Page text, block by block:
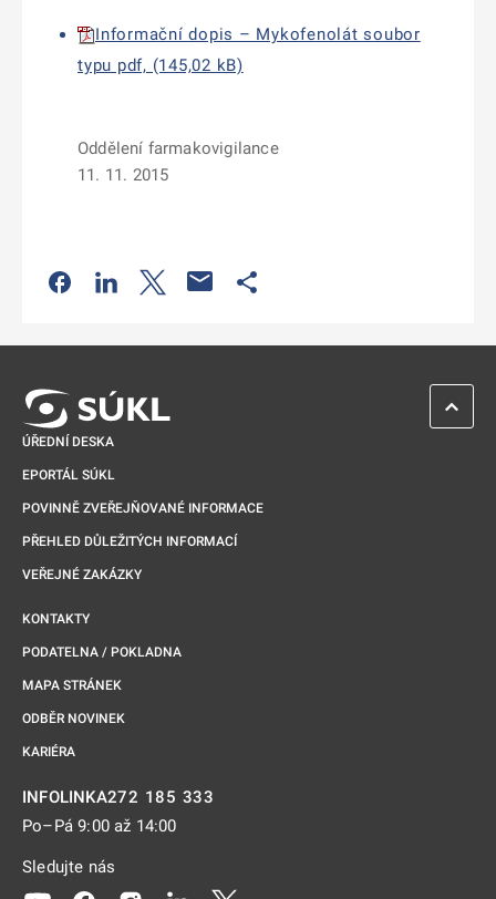
Informační dopis – Mykofenolát soubor
typu pdf, (145,02 kB)
Oddělení farmakovigilance
11. 11. 2015
Odkaz se otevře na nové kartě
Odkaz se otevře na nové kartě
Odkaz se otevře na nové kartě
ÚŘEDNÍ DESKA
EPORTÁL SÚKL
POVINNĚ ZVEŘEJŇOVANÉ INFORMACE
PŘEHLED DŮLEŽITÝCH INFORMACÍ
VEŘEJNÉ ZAKÁZKY
KONTAKTY
PODATELNA / POKLADNA
MAPA STRÁNEK
ODBĚR NOVINEK
KARIÉRA
INFOLINKA272 185 333
Po–Pá 9:00 až 14:00
Sledujte nás
ZPĚT